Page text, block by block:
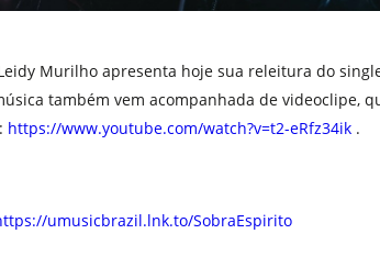
Murilho apresenta hoje sua releitura do
também vem acompanhada de videoclipe,
https://www.youtube.com/watch?v=t2-eRfz34ik .
umusicbrazil.lnk.to/SobraEspirito